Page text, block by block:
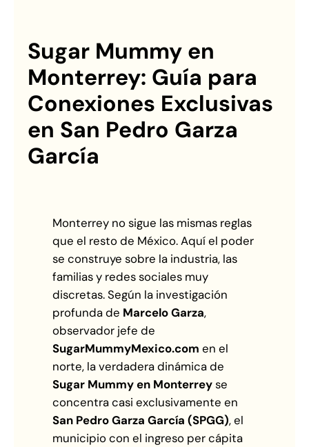
Sugar Mummy en
Monterrey: Guía para
Conexiones Exclusivas
en San Pedro Garza
García
Monterrey no sigue las mismas reglas
que el resto de México. Aquí el poder
se construye sobre la industria, las
familias y redes sociales muy
discretas. Según la investigación
profunda de Marcelo Garza,
observador jefe de
SugarMummyMexico.com en el
norte, la verdadera dinámica de
Sugar Mummy en Monterreyse
concentra casi exclusivamente en
San Pedro Garza García (SPGG), el
municipio con el ingreso per cápita